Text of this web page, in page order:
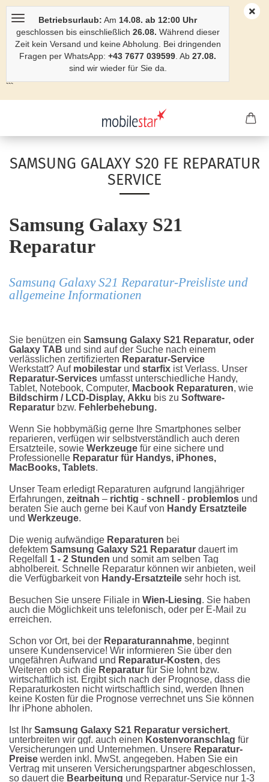
Betriebsurlaub: Am 14.08. ab 12:00 Uhr
geschlossen bis einschließlich 26.08. Während dieser
Zeit kein Versand und keine Abholung. Bei dringenden
Fragen per WhatsApp: +43 7677 039599 . Ab 27.08.
sind wir wieder für Sie da.
```
SAMSUNG GALAXY S20 FE REPARATUR
SERVICE
Samsung Galaxy S21
Reparatur
Samsung Galaxy S21 Reparatur-Preisliste und
allgemeine Informationen
Sie benützen ein Samsung Galaxy S21 Reparatur, oder
Galaxy TAB und sind auf der Suche nach einem
verlässlichen zertifizierten Reparatur-Service
Werkstatt? Auf mobilestar und starfix ist Verlass. Unser
Reparatur-Services umfasst unterschiedliche Handy,
Tablet, Notebook, Computer, Macbook Reparaturen, wie
Bildschirm / LCD-Display, Akku bis zu Software-
Reparatur bzw. Fehlerbehebung.
Wenn Sie hobbymäßig gerne Ihre Smartphones selber
reparieren, verfügen wir selbstverständlich auch deren
Ersatzteile, sowie Werkzeuge für eine sichere und
Professionelle Reparatur für Handys, iPhones,
MacBooks, Tablets.
Unser Team erledigt Reparaturen aufgrund langjähriger
Erfahrungen, zeitnah – richtig - schnell - problemlos und
beraten Sie auch gerne bei Kauf von Handy Ersatzteile
und Werkzeuge.
Die wenig aufwändige Reparaturen bei
defektem Samsung Galaxy S21 Reparatur dauert im
Regelfall 1 - 2 Stunden und somit am selben Tag
abholbereit. Schnelle Reparatur können wir anbieten, weil
die Verfügbarkeit von Handy-Ersatzteile sehr hoch ist.
Besuchen Sie unsere Filiale in Wien-Liesing. Sie haben
auch die Möglichkeit uns telefonisch, oder per E-Mail zu
erreichen.
Schon vor Ort, bei der Reparaturannahme, beginnt
unsere Kundenservice! Wir informieren Sie über den
ungefähren Aufwand und Reparatur-Kosten, des
Weiteren ob sich die Reparatur für Sie lohnt bzw.
wirtschaftlich ist. Ergibt sich nach der Prognose, dass die
Reparaturkosten nicht wirtschaftlich sind, werden Ihnen
keine Kosten für die Prognose verrechnet uns Sie können
Ihr iPhone abholen.
Ist Ihr Samsung Galaxy S21 Reparatur versichert,
unterbreiten wir ggf. auch einen Kostenvoranschlag für
Versicherungen und Unternehmen. Unsere Reparatur-
Preise werden inkl. MwSt. angegeben. Haben Sie ein
Vertrag mit unseren Versicherungspartner abgeschlossen,
so dauert die Bearbeitung und Reparatur-Service nur 1-3